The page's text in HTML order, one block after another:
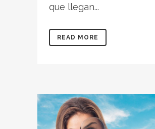
que llegan...
READ MORE